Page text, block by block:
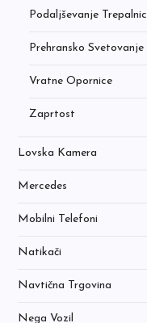
Podaljševanje Trepalnic
Prehransko Svetovanje
Vratne Opornice
Zaprtost
Lovska Kamera
Mercedes
Mobilni Telefoni
Natikači
Navtična Trgovina
Nega Vozil